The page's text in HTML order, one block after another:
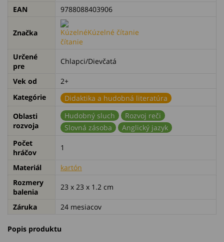
EAN 9788088403906
Značka Kúzelné čítanie
Určené
pre
Chlapci/Dievčatá
Vek od
2+
Kategórie
Didaktika a hudobná literatúra
Oblasti
rozvoja
Hudobný sluch
Rozvoj reči
Slovná zásoba
Anglický jazyk
Počet
hráčov
1
Materiál
kartón
Rozmery
balenia
23 x 23 x 1.2 cm
Záruka 24 mesiacov
Popis produktu